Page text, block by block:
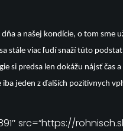
a našej kondície, o tom sme
stále viac ľudí snaží túto
si predsa len dokážu nájsť čas
jeden z ďalších pozitívnych
src=“https://